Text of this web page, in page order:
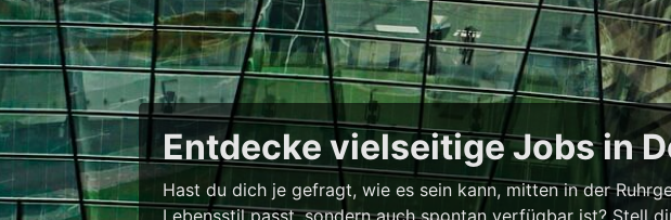
Entdecke vielseitige Jobs in
Hast du dich je gefragt, wie es sein kann, mitten in der